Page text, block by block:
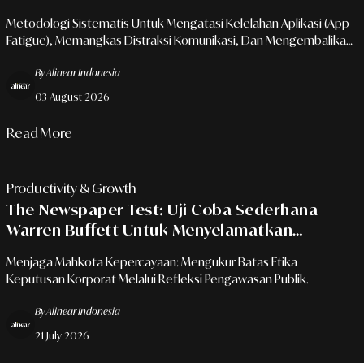
Metodologi Sistematis Untuk Mengatasi Kelelahan Aplikasi (App
Fatigue), Memangkas Distraksi Komunikasi, Dan Mengembalikan
By Alinear Indonesia
03 August 2026
Read More
Productivity & Growth
The Newspaper Test: Uji Coba Sederhana
Warren Buffett Untuk Menyelamatkan
Karier
Menjaga Mahkota Kepercayaan: Mengukur Batas Etika
Keputusan Korporat Melalui Refleksi Pengawasan Publik.
By Alinear Indonesia
21 July 2026